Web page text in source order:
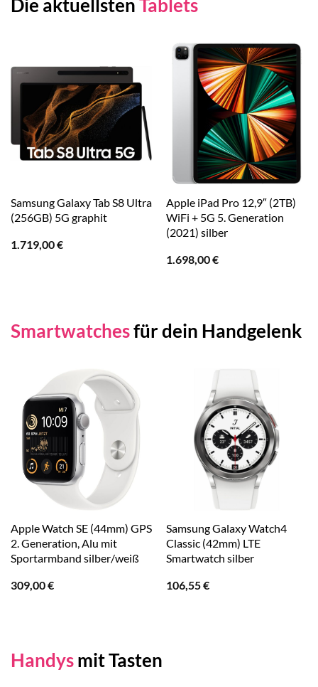
Die aktuellsten Tablets
Samsung Galaxy Tab S8 Ultra
(256GB) 5G graphit
1.719,00€
Apple iPad Pro 12,9″ (2TB)
WiFi + 5G 5. Generation
(2021) silber
1.698,00€
Smartwatchesfür dein Handgelenk
Apple Watch SE (44mm) GPS
2. Generation, Alu mit
Sportarmband silber/weiß
309,00€
Samsung Galaxy Watch4
Classic (42mm) LTE
Smartwatch silber
106,55€
Handys mit Tasten